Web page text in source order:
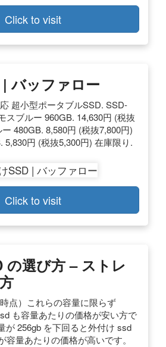
Click to visit
バッファロー
超小型ポータブルSSD. SSD-
スブルー 960GB. 14,630円 (税抜
480GB. 8,580円 (税抜7,800円)
5,830円 (税抜5,300円) 在庫限り.
Click to visit
の選び方 – ストレ
時点）これらの容量に限らず
も容量あたりの価格が安い方で
が 256gb を下回ると外付け ssd
容量あたりの価格が高いです。